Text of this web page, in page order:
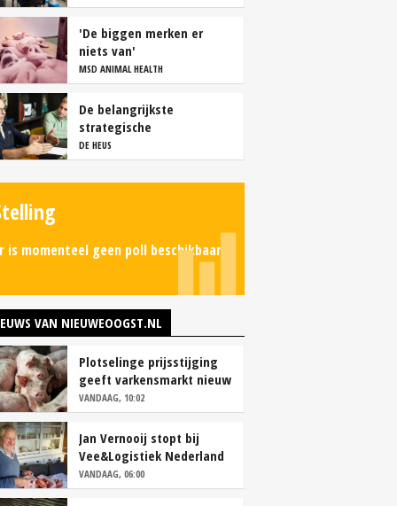
'De biggen merken er
niets van'
MSD ANIMAL HEALTH
De belangrijkste
strategische
overwegingen van
vleesvarkenshouders
DE HEUS
is momenteel geen poll beschikbaar.
VAN NIEUWEOOGST.NL
Plotselinge prijsstijging
geeft varkensmarkt nieuw
perspectief
VANDAAG, 10:02
Jan Vernooij stopt bij
Vee&Logistiek Nederland
VANDAAG, 06:00